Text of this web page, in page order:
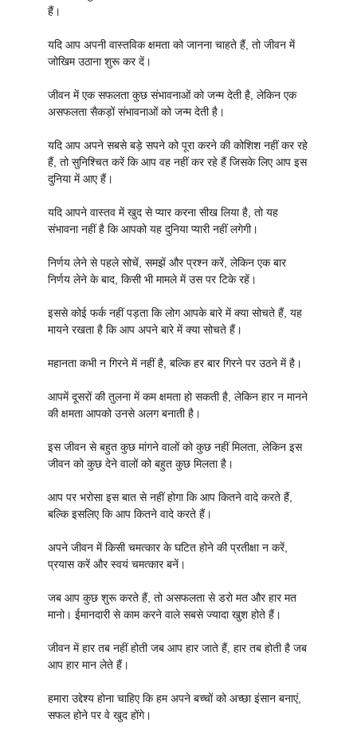
हैं।
यदि आप अपनी वास्तविक क्षमता को जानना चाहते हैं, तो जीवन में
जोखिम उठाना शुरू कर दें।
जीवन में एक सफलता कुछ संभावनाओं को जन्म देती है, लेकिन एक
असफलता सैकड़ों संभावनाओं को जन्म देती है।
यदि आप अपने सबसे बड़े सपने को पूरा करने की कोशिश नहीं कर रहे
हैं, तो सुनिश्चित करें कि आप वह नहीं कर रहे हैं जिसके लिए आप इस
दुनिया में आए हैं।
यदि आपने वास्तव में खुद से प्यार करना सीख लिया है, तो यह
संभावना नहीं है कि आपको यह दुनिया प्यारी नहीं लगेगी।
निर्णय लेने से पहले सोचें, समझें और प्रश्न करें, लेकिन एक बार
निर्णय लेने के बाद, किसी भी मामले में उस पर टिके रहें।
इससे कोई फर्क नहीं पड़ता कि लोग आपके बारे में क्या सोचते हैं, यह
मायने रखता है कि आप अपने बारे में क्या सोचते हैं।
महानता कभी न गिरने में नहीं है, बल्कि हर बार गिरने पर उठने में है।
आपमें दूसरों की तुलना में कम क्षमता हो सकती है, लेकिन हार न मानने
की क्षमता आपको उनसे अलग बनाती है।
इस जीवन से बहुत कुछ मांगने वालों को कुछ नहीं मिलता, लेकिन इस
जीवन को कुछ देने वालों को बहुत कुछ मिलता है।
आप पर भरोसा इस बात से नहीं होगा कि आप कितने वादे करते हैं,
बल्कि इसलिए कि आप कितने वादे करते हैं।
अपने जीवन में किसी चमत्कार के घटित होने की प्रतीक्षा न करें,
प्रयास करें और स्वयं चमत्कार बनें।
जब आप कुछ शुरू करते हैं, तो असफलता से डरो मत और हार मत
मानो। ईमानदारी से काम करने वाले सबसे ज्यादा खुश होते हैं।
जीवन में हार तब नहीं होती जब आप हार जाते हैं, हार तब होती है जब
आप हार मान लेते हैं।
हमारा उद्देश्य होना चाहिए कि हम अपने बच्चों को अच्छा इंसान बनाएं,
सफल होने पर वे खुद होंगे।